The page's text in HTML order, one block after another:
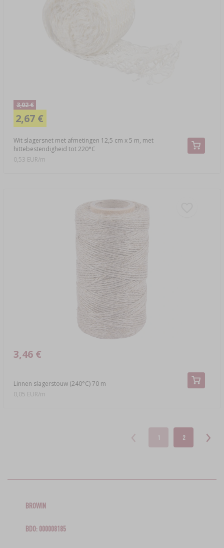
Wit slagersnet met afmetingen 12,5 cm x 5 m, met
hittebestendigheid tot 220°C
3,02 €
2,67 €
0,53 EUR/m
Linnen slagerstouw (240°C) 70 m
3,46 €
0,05 EUR/m
1 2
BROWIN
BDO: 000008185